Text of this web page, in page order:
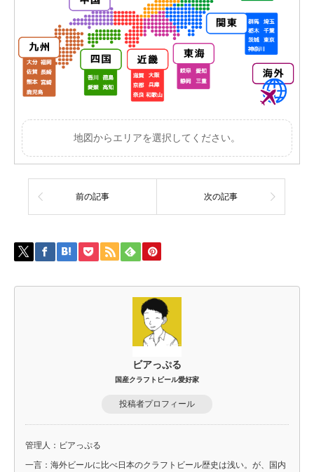
地図からエリアを選択してください。
前の記事 次の記事
ビアっぷる
国産クラフトビール愛好家
投稿者プロフィール
管理人：ビアっぷる
一言：海外ビールに比べ日本のクラフトビール歴史は浅い。が、国内